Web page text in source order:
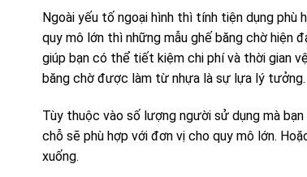
Ngoài yếu tố ngoại hình thì tính tiện dụng
quy mô lớn thì những mẫu ghế băng chờ hiện
giúp bạn có thể tiết kiệm chi phí và thời gian
băng chờ được làm từ nhựa là sự lựa lý tưởng.
Tùy thuộc vào số lượng người sử dụng mà
chỗ sẽ phù hợp với đơn vị cho quy mô lớn.
xuống.